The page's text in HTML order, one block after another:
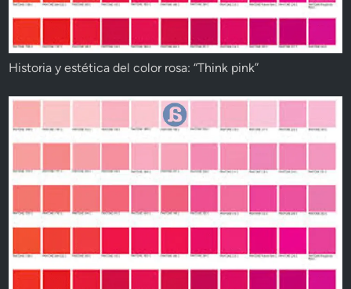
Historia y estética del color rosa: “Think pink”